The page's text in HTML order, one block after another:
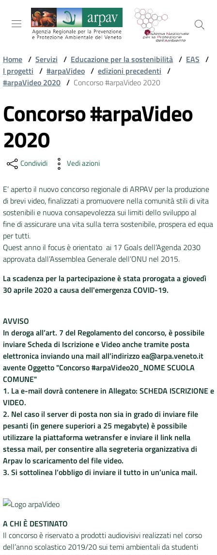
Salta al contenuto
Salta alla navigazione
Salta al footer
ARPAV
TEMI
TERRITORIO
SERVIZI
DATI
AMBIENTALI
Home / Servizi / Educazione per la sostenibilità / EAS /
I progetti / #arpaVideo / edizioni precedenti /
#arpaVideo 2020 / Concorso #arpaVideo 2020
Vai al contenuto
Concorso #arpaVideo
2020
Condividi Vedi azioni
E’ aperto il nuovo concorso regionale di ARPAV per la produzione
di brevi video, finalizzati a promuovere nella comunità stili di vita
sostenibili e nuova consapevolezza sui limiti dello sviluppo al
fine di assicurare una vita sulla terra sostenibile, prospera ed equa
per tutti.
Quest anno il focus è orientato ai 17 Goals dell’Agenda 2030
approvata dall’Assemblea Generale dell’ONU nel 2015.
La scadenza per la partecipazione è stata prorogata a giovedì
30 aprile 2020 a causa dell'emergenza COVID-19.
AVVISO
In deroga all’art. 7 del Regolamento del concorso, è possibile
inviare Scheda di Iscrizione e Video anche tramite posta
elettronica inviando una mail all’indirizzo ea@arpa.veneto.it
avente Oggetto "Concorso #arpaVideo20_NOME SCUOLA
COMUNE"
1. La e-mail dovrà contenere in Allegato: SCHEDA ISCRIZIONE e
VIDEO.
2. Nel caso il server di posta non sia in grado di inviare file
pesanti (in genere superiori a 25 megabyte) è possibile
utilizzare la piattaforma wetransfer e inviare il link nella
stessa mail, per consentire alla segreteria organizzativa di
Arpav lo scaricamento del file video.
3. Si sottolinea l’obbligo di inviare il tutto in un’unica mail.
A CHI È DESTINATO
Il concorso è riservato a prodotti audiovisivi realizzati nel corso
dell’anno scolastico 2019/20 sui temi ambientali da studenti